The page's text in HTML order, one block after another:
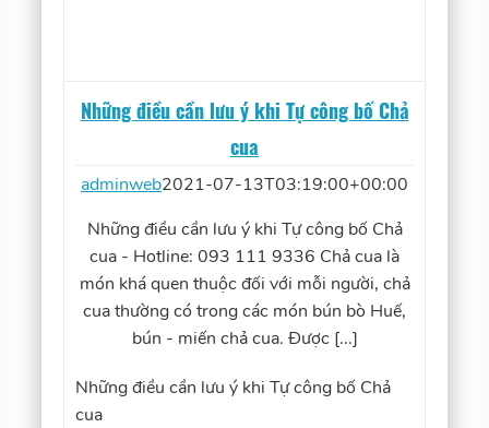
Những điều cần lưu ý khi Tự công bố Chả
cua
adminweb2021-07-13T03:19:00+00:00
Những điều cần lưu ý khi Tự công bố Chả
cua - Hotline: 093 111 9336 Chả cua là
món khá quen thuộc đối với mỗi người, chả
cua thường có trong các món bún bò Huế,
bún - miến chả cua. Được [...]
Những điều cần lưu ý khi Tự công bố Chả
cua